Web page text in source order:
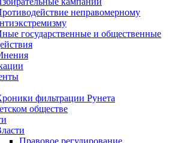
неправомерному
государственные и общественные
фильтрации Рунета
обществе
Правовое регулирование